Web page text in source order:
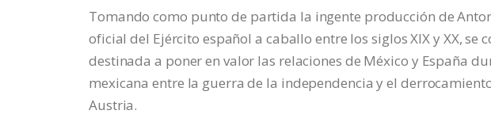
Tomando como punto de partida la ingente producción de
oficial del Ejército español a caballo entre los siglos XIX y XX, se
destinada a poner en valor las relaciones de México y España
mexicana entre la guerra de la independencia y el
Austria.